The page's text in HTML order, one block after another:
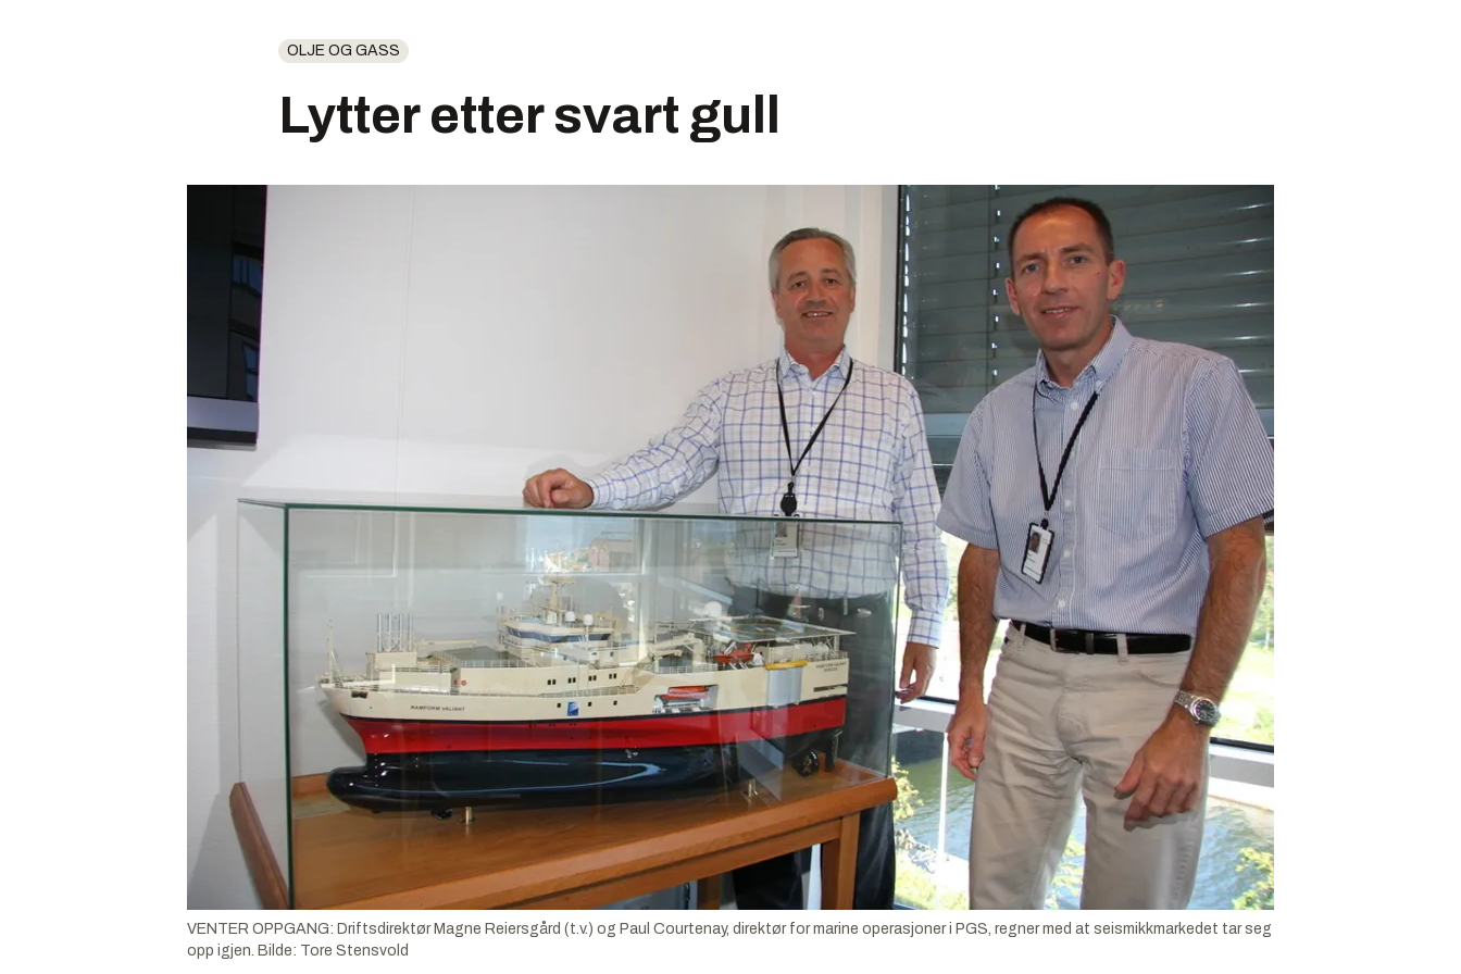
OLJE OG GASS
Lytter etter svart gull
VENTER OPPGANG: Driftsdirektør Magne Reiersgård (t.v.) og Paul Courtenay, direktør for marine operasjoner i PGS, regner med at seismikkmarkedet tar seg
opp igjen. Bilde: Tore Stensvold